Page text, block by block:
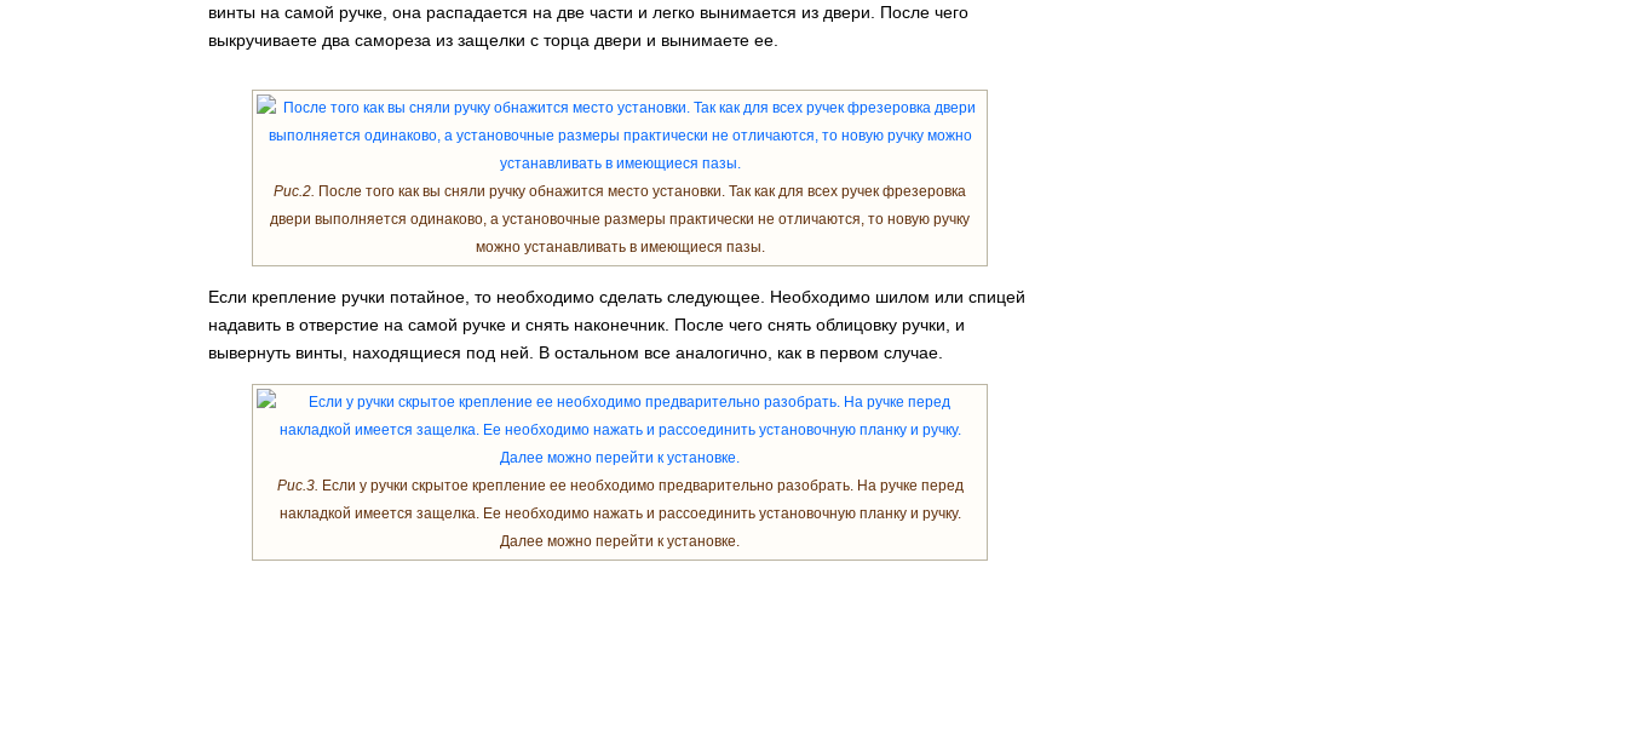
винты на самой ручке, она распадается на две части и легко вынимается из двери. После чего
выкручиваете два самореза из защелки с торца двери и вынимаете ее.
Рис.2. После того как вы сняли ручку обнажится место установки. Так как для всех ручек фрезеровка
двери выполняется одинаково, а установочные размеры практически не отличаются, то новую ручку
можно устанавливать в имеющиеся пазы.
Если крепление ручки потайное, то необходимо сделать следующее. Необходимо шилом или спицей
надавить в отверстие на самой ручке и снять наконечник. После чего снять облицовку ручки, и
вывернуть винты, находящиеся под ней. В остальном все аналогично, как в первом случае.
Рис.3. Если у ручки скрытое крепление ее необходимо предварительно разобрать. На ручке перед
накладкой имеется защелка. Ее необходимо нажать и рассоединить установочную планку и ручку.
Далее можно перейти к установке.